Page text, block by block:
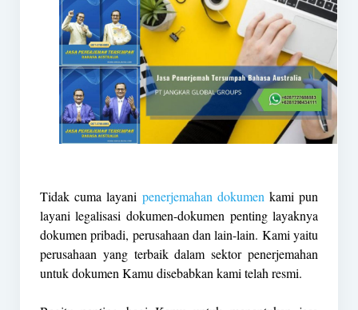
Tidak cuma layani penerjemahan dokumen kami pun
layani legalisasi dokumen-dokumen penting layaknya
dokumen pribadi, perusahaan dan lain-lain. Kami yaitu
perusahaan yang terbaik dalam sektor penerjemahan
untuk dokumen Kamu disebabkan kami telah resmi.